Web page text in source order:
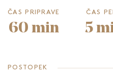
ČAS PRIPRAVE
60 min
ČAS
5
POSTOPEK